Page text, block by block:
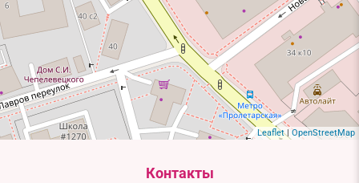
Leaflet| OpenStreetMap
Контакты